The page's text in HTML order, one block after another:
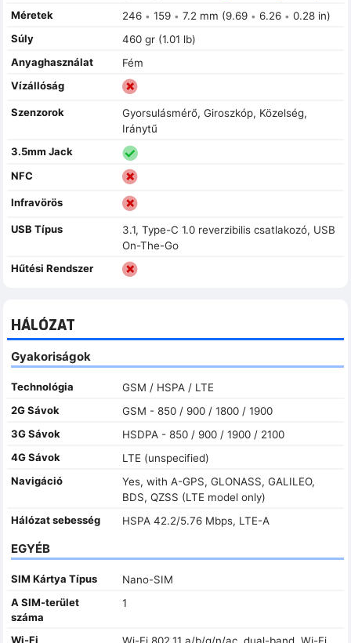
Méretek
246 • 159 • 7.2 mm (9.69 • 6.26 • 0.28 in)
Súly
460 gr (1.01 lb)
Anyaghasználat
Fém
Vízállóság
Szenzorok
Gyorsulásmérő, Giroszkóp, Közelség,
Iránytű
3.5mm Jack
NFC
Infravörös
USB Típus
3.1, Type-C 1.0 reverzibilis csatlakozó, USB
On-The-Go
Hűtési Rendszer
HÁLÓZAT
Gyakoriságok
Technológia
GSM / HSPA / LTE
2G Sávok
GSM - 850 / 900 / 1800 / 1900
3G Sávok
HSDPA - 850 / 900 / 1900 / 2100
4G Sávok
LTE (unspecified)
Navigáció
Yes, with A-GPS, GLONASS, GALILEO,
BDS, QZSS (LTE model only)
Hálózat sebesség
HSPA 42.2/5.76 Mbps, LTE-A
EGYÉB
SIM Kártya Típus
Nano-SIM
A SIM-terület
száma
1
Wi-Fi